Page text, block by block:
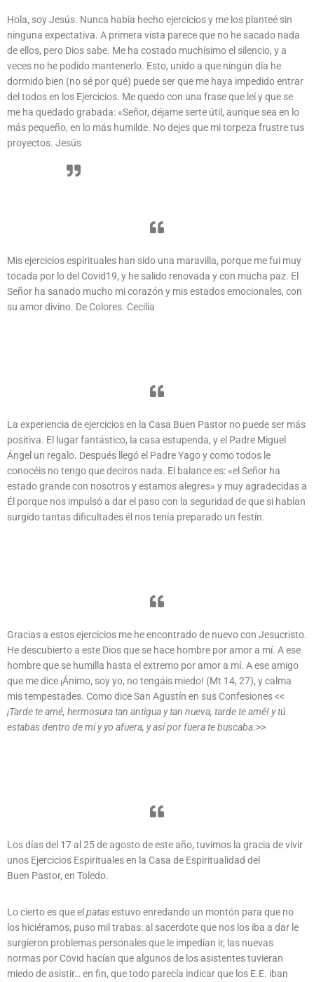
Hola, soy Jesús. Nunca había hecho ejercicios y me los planteé sin
ninguna expectativa. A primera vista parece que no he sacado nada
de ellos, pero Dios sabe. Me ha costado muchísimo el silencio, y a
veces no he podido mantenerlo. Esto, unido a que ningún día he
dormido bien (no sé por qué) puede ser que me haya impedido entrar
del todos en los Ejercicios. Me quedo con una frase que leí y que se
me ha quedado grabada: «Señor, déjame serte útil, aunque sea en lo
más pequeño, en lo más humilde. No dejes que mi torpeza frustre tus
proyectos. Jesús
Mis ejercicios espirituales han sido una maravilla, porque me fui muy
tocada por lo del Covid19, y he salido renovada y con mucha paz. El
Señor ha sanado mucho mi corazón y mis estados emocionales, con
su amor divino. De Colores. Cecilia
La experiencia de ejercicios en la Casa Buen Pastor no puede ser más
positiva. El lugar fantástico, la casa estupenda, y el Padre Miguel
Ángel un regalo. Después llegó el Padre Yago y como todos le
conocéis no tengo que deciros nada. El balance es: «el Señor ha
estado grande con nosotros y estamos alegres» y muy agradecidas a
Él porque nos impulsó a dar el paso con la seguridad de que si habían
surgido tantas dificultades él nos tenía preparado un festín.
Gracias a estos ejercicios me he encontrado de nuevo con Jesucristo.
He descubierto a este Dios que se hace hombre por amor a mí. A ese
hombre que se humilla hasta el extremo por amor a mí. A ese amigo
que me dice ¡Ánimo, soy yo, no tengáis miedo! (Mt 14, 27), y calma
mis tempestades. Como dice San Agustín en sus Confesiones <<
¡Tarde te amé, hermosura tan antigua y tan nueva, tarde te amé! y tú
estabas dentro de mí y yo afuera, y así por fuera te buscaba.>>
Los días del 17 al 25 de agosto de este año, tuvimos la gracia de vivir
unos Ejercicios Espirituales en la Casa de Espiritualidad del
Buen Pastor, en Toledo.
L o cierto es que el patasestuvo enredando un montón para que no
los hiciéramos, puso mil trabas: al sacerdote que nos los iba a dar le
surgieron problemas personales que le impedían ir, las nuevas
normas por Covid hacían que algunos de los asistentes tuvieran
miedo de asistir… en fin, que todo parecía indicar que los E.E. iban